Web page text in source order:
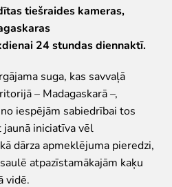
tiešraides kameras,
24 stundas diennaktī.
suga, kas savvaļā
– Madagaskarā –,
iespējām sabiedrībai tos
iniciatīva vēl
dārza apmeklējuma pieredzi,
atpazīstamākajām kaķu
vidē.